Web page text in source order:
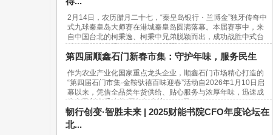
2月14日，农历腊月二十七，“秦皇岛银行・兰博金”独牙传奇中
式九球秦皇岛大师赛在港城秦皇岛圆满落幕。本届赛事中，来
自中国台北的柯秉逸、柯秉中兄弟脱颖而出，成功战胜中式台
球内地传统高手，包揽赛事冠亚军，取...
第四届顺鑫石门新春市集：守护年味，服务民生
作为农业产业化国家重点龙头企业，顺鑫石门市场精心打造的
“第四届石门市集·金鞍驮禧百味迎春”活动自2026年1月10日启
幕以来，凭借全品类年货供给、贴心服务与浓厚年味，迅速成
为市民新春采购的“网红打卡地”。37天...
韧行创变·智胜未来 | 2025财能书院CFO年度论坛在
北...